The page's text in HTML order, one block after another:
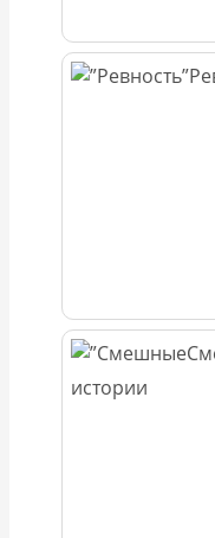
истории